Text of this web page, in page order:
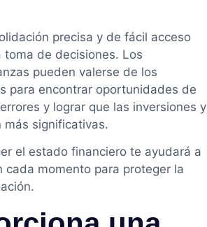
precisa y de fácil acceso
toma de decisiones. Los
pueden valerse de los
para encontrar oportunidades de
y lograr que las inversiones y
más significativas.
el estado financiero te ayudará a
cada momento para proteger la